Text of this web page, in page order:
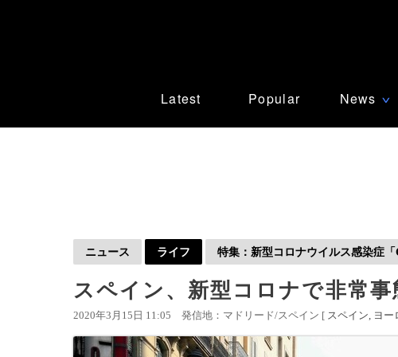
Latest Popular News ∨
ニュース ライフ 特集：新型コロナウイルス感染症「
スペイン、新型コロナで非常
2020年3月15日 11:05 発信地：マドリード/スペイン [ スペイン ヨー